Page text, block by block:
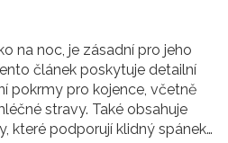
na noc, je zásadní pro jeho
článek poskytuje detailní
pokrmy pro kojence, včetně
stravy. Také obsahuje
které podporují klidný spánek